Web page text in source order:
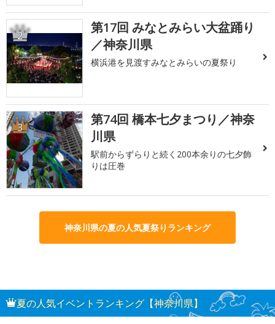
2
第17回 みなとみらい大盆踊り
／神奈川県
横浜港を見渡すみなとみらいの夏祭り
3
第74回 橋本七夕まつり／神奈
川県
駅前からずらりと続く200本余りの七夕飾
りは圧巻
神奈川県の夏の人気夏祭りランキング
夏の人気イベントランキング【神奈川県】